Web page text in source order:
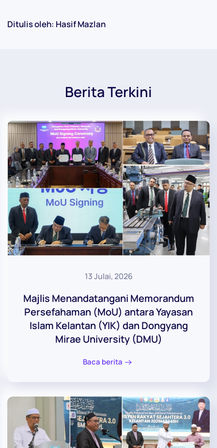
Ditulis oleh: Hasif Mazlan
Berita Terkini
13 Julai, 2026
Majlis Menandatangani Memorandum
Persefahaman (MoU) antara Yayasan
Islam Kelantan (YIK) dan Dongyang
Mirae University (DMU)
Baca berita